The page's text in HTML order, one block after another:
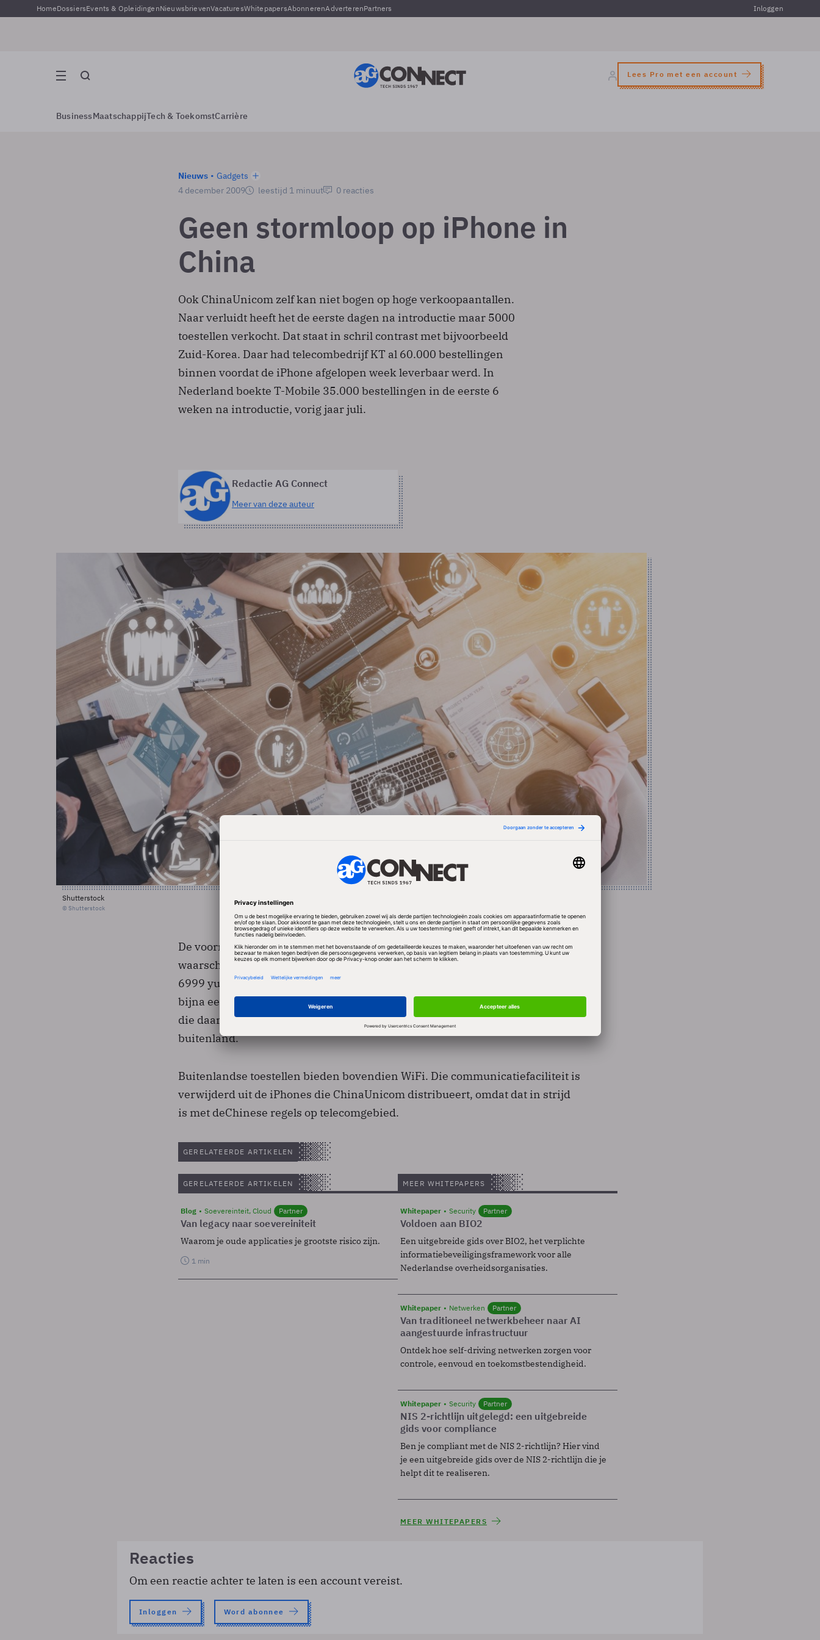
HomeDossiersEvents & OpleidingenNieuwsbrievenVacaturesWhitepapersAbonnerenAdverterenPartners Inloggen
Lees Pro met een account
BusinessMaatschappijTech & ToekomstCarrière
Nieuws
Gadgets
4 december 2009
leestijd 1 minuut 0 reacties
Geen stormloop op iPhone in
China
Ook ChinaUnicom zelf kan niet bogen op hoge verkoopaantallen.
Naar verluidt heeft het de eerste dagen na introductie maar 5000
toestellen verkocht. Dat staat in schril contrast met bijvoorbeeld
Zuid-Korea. Daar had telecombedrijf KT al 60.000 bestellingen
binnen voordat de iPhone afgelopen week leverbaar werd. In
Nederland boekte T-Mobile 35.000 bestellingen in de eerste 6
weken na introductie, vorig jaar juli.
Redactie AG Connect
Meer van deze auteur
Shutterstock
© Shutterstock
De voornaamste oorzaak voor het uitblijven van een stormloop is
waarschijnlijk de prijs. Zonder abonnement kost de iPhone 3GS in China
6999 yuan. Dat is veel duurder dan in het buitenland, en bijvoorbeeld ook
bijna een kwart meer dan men er in HongKong voor moet betalen. Chinezen
die daartoe de kans zien, betrekken het toestel dan ook liever in het
buitenland.
Buitenlandse toestellen bieden bovendien WiFi. Die communicatiefaciliteit is
verwijderd uit de iPhones die ChinaUnicom distribueert, omdat dat in strijd
is met deChinese regels op telecomgebied.
GERELATEERDE ARTIKELEN
GERELATEERDE ARTIKELEN
Blog Soevereinteit, Cloud Partner
Van legacy naar soevereiniteit
Waarom je oude applicaties je grootste risico zijn.
1 min
MEER WHITEPAPERS
Whitepaper Security Partner
Voldoen aan BIO2
Een uitgebreide gids over BIO2, het verplichte
informatiebeveiligingsframework voor alle
Nederlandse overheidsorganisaties.
Whitepaper Netwerken Partner
Van traditioneel netwerkbeheer naar AI
aangestuurde infrastructuur
Ontdek hoe self-driving netwerken zorgen voor
controle, eenvoud en toekomstbestendigheid.
Whitepaper Security Partner
NIS 2-richtlijn uitgelegd: een uitgebreide
gids voor compliance
Ben je compliant met de NIS 2-richtlijn? Hier vind
je een uitgebreide gids over de NIS 2-richtlijn die je
helpt dit te realiseren.
MEER WHITEPAPERS
Reacties
Om een reactie achter te laten is een account vereist.
Inloggen Word abonnee